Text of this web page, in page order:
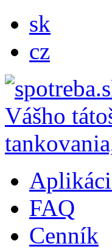
sk
cz
FAQ
Cenník